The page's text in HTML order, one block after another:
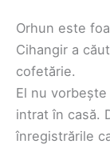
Orhun este
Cihangir a
cofetărie.
El nu
intrat în casă.
înregistrările